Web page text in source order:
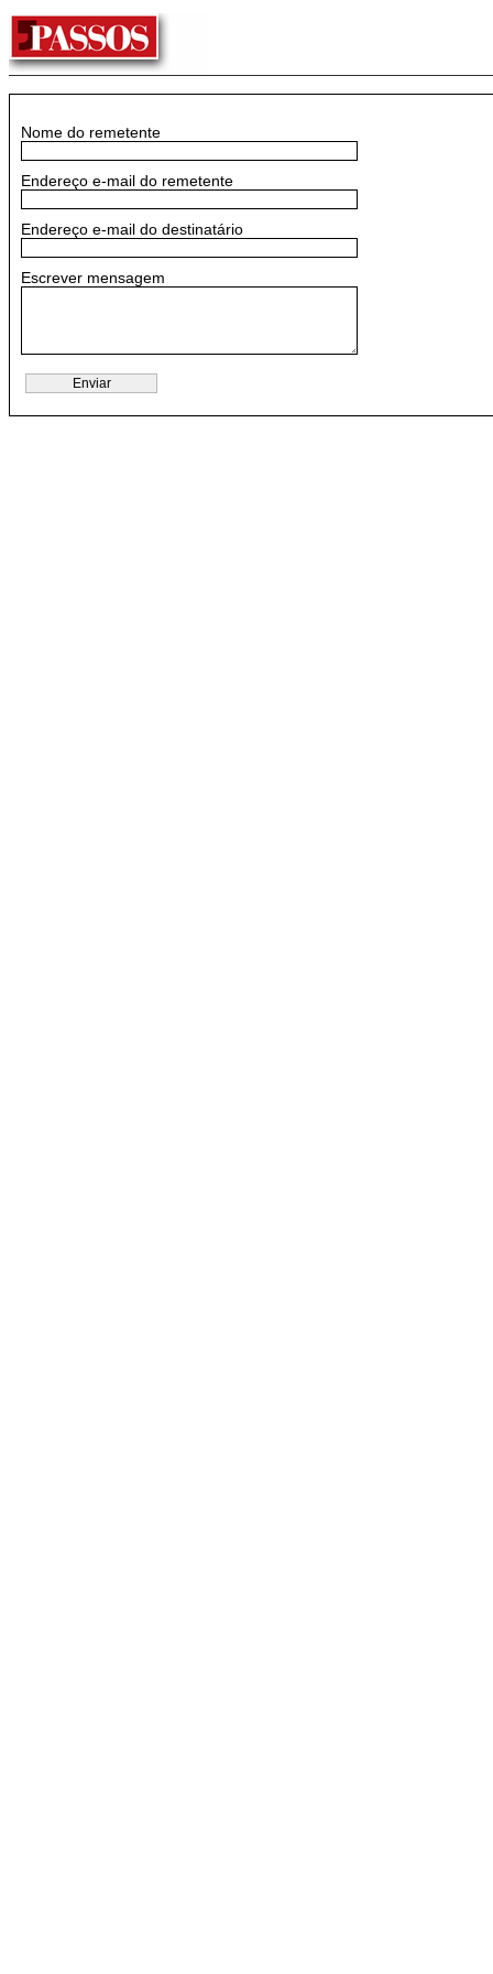
Nome do remetente
Endereço e-mail do remetente
Endereço e-mail do destinatário
Escrever mensagem